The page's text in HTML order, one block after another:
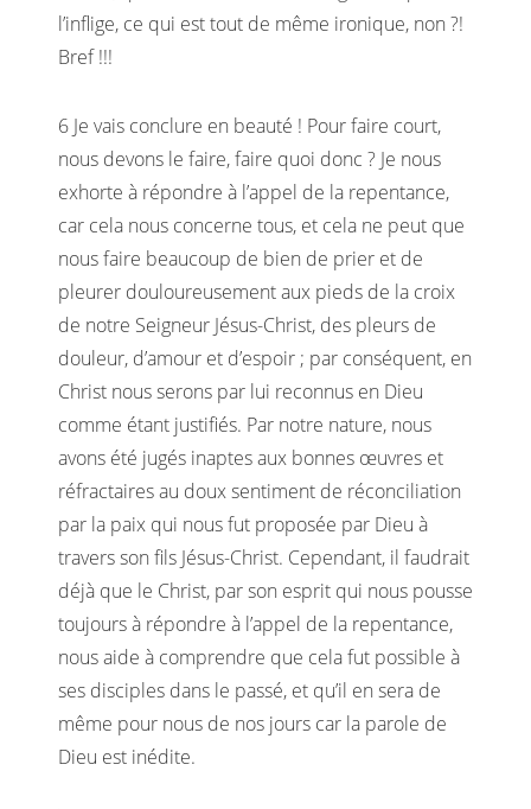
l’inflige, ce qui est tout de même ironique, non ?!
Bref !!!
6 Je vais conclure en beauté ! Pour faire court,
nous devons le faire, faire quoi donc ? Je nous
exhorte à répondre à l’appel de la repentance,
car cela nous concerne tous, et cela ne peut que
nous faire beaucoup de bien de prier et de
pleurer douloureusement aux pieds de la croix
de notre Seigneur Jésus-Christ, des pleurs de
douleur, d’amour et d’espoir ; par conséquent, en
Christ nous serons par lui reconnus en Dieu
comme étant justifiés. Par notre nature, nous
avons été jugés inaptes aux bonnes œuvres et
réfractaires au doux sentiment de réconciliation
par la paix qui nous fut proposée par Dieu à
travers son fils Jésus-Christ. Cependant, il faudrait
déjà que le Christ, par son esprit qui nous pousse
toujours à répondre à l’appel de la repentance,
nous aide à comprendre que cela fut possible à
ses disciples dans le passé, et qu’il en sera de
même pour nous de nos jours car la parole de
Dieu est inédite.